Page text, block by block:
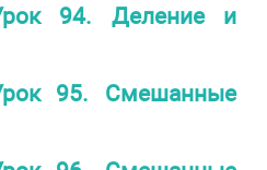
94. Деление и
95. Смешанные